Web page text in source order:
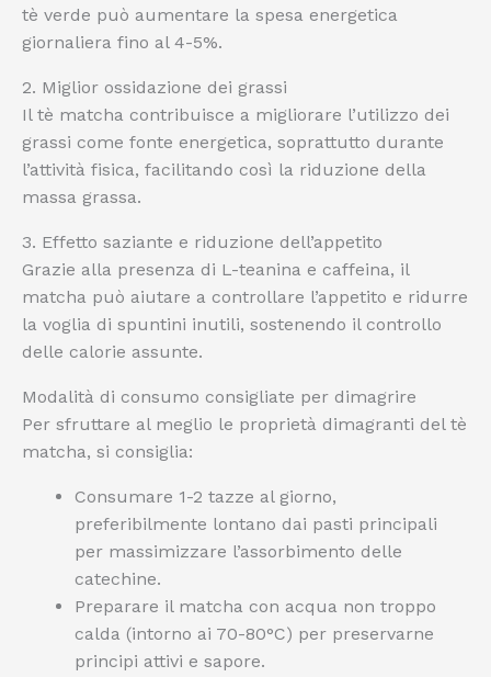
tè verde può aumentare la spesa energetica
giornaliera fino al 4-5%.
2. Miglior ossidazione dei grassi
Il tè matcha contribuisce a migliorare l’utilizzo dei
grassi come fonte energetica, soprattutto durante
l’attività fisica, facilitando così la riduzione della
massa grassa.
3. Effetto saziante e riduzione dell’appetito
Grazie alla presenza di L-teanina e caffeina, il
matcha può aiutare a controllare l’appetito e ridurre
la voglia di spuntini inutili, sostenendo il controllo
delle calorie assunte.
Modalità di consumo consigliate per dimagrire
Per sfruttare al meglio le proprietà dimagranti del tè
matcha, si consiglia:
Consumare 1-2 tazze al giorno,
preferibilmente lontano dai pasti principali
per massimizzare l’assorbimento delle
catechine.
Preparare il matcha con acqua non troppo
calda (intorno ai 70-80°C) per preservarne
principi attivi e sapore.